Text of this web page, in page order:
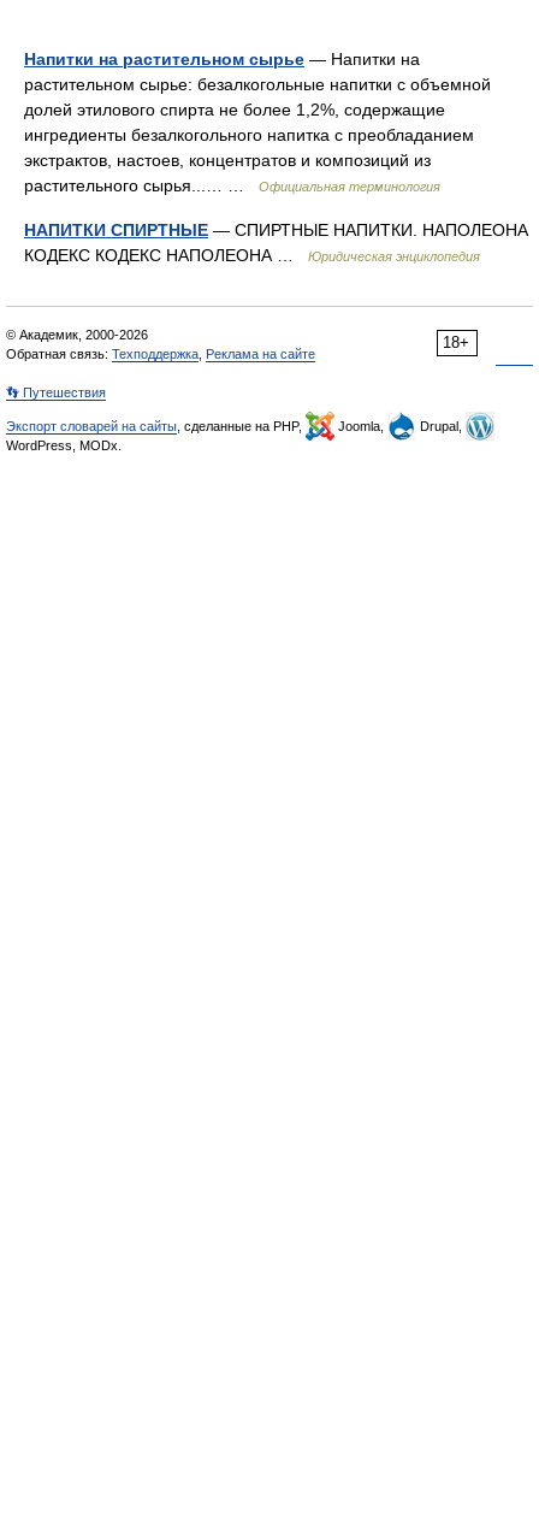
Напитки на растительном сырье — Напитки на
растительном сырье: безалкогольные напитки с объемной
долей этилового спирта не более 1,2%, содержащие
ингредиенты безалкогольного напитка с преобладанием
экстрактов, настоев, концентратов и композиций из
растительного сырья...… …
Официальная терминология
НАПИТКИ СПИРТНЫЕ — СПИРТНЫЕ НАПИТКИ. НАПОЛЕОНА
КОДЕКС КОДЕКС НАПОЛЕОНА …
Юридическая энциклопедия
18+
© Академик, 2000-2026
Обратная связь: Техподдержка Реклама на сайте
👣 Путешествия
Экспорт словарей на сайты , сделанные на PHP, Joomla,
Drupal,
WordPress, MODx.